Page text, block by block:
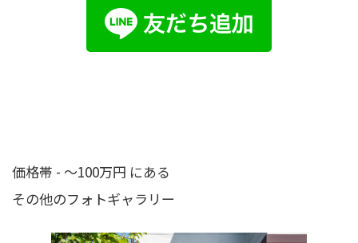
価格帯 - ～100万円 にある
その他のフォトギャラリー